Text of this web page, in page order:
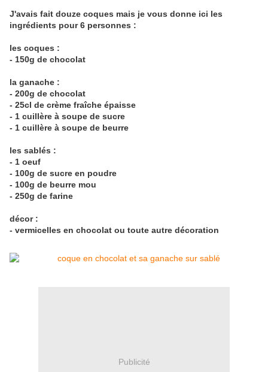
J'avais fait douze coques mais je vous donne ici les
ingrédients pour 6 personnes :
les coques :
- 150g de chocolat
la ganache :
- 200g de chocolat
- 25cl de crème fraîche épaisse
- 1 cuillère à soupe de sucre
- 1 cuillère à soupe de beurre
les sablés :
- 1 oeuf
- 100g de sucre en poudre
- 100g de beurre mou
- 250g de farine
décor :
- vermicelles en chocolat ou toute autre décoration
Publicité